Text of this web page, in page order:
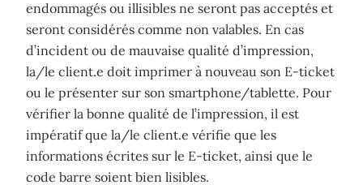
endommagés ou illisibles ne seront pas acceptés et
seront considérés comme non valables. En cas
d’incident ou de mauvaise qualité d’impression,
la/le client.e doit imprimer à nouveau son E-ticket
ou le présenter sur son smartphone/tablette. Pour
vérifier la bonne qualité de l’impression, il est
impératif que la/le client.e vérifie que les
informations écrites sur le E-ticket, ainsi que le
code barre soient bien lisibles.